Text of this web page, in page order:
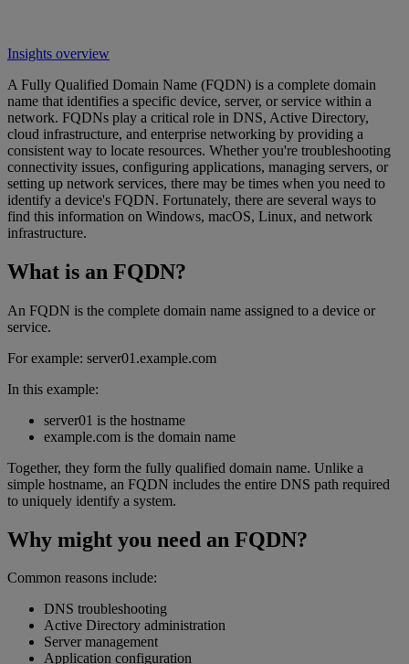
Insights overview
A Fully Qualified Domain Name (FQDN) is a complete domain
name that identifies a specific device, server, or service within a
network. FQDNs play a critical role in DNS, Active Directory,
cloud infrastructure, and enterprise networking by providing a
consistent way to locate resources. Whether you're troubleshooting
connectivity issues, configuring applications, managing servers, or
setting up network services, there may be times when you need to
identify a device's FQDN. Fortunately, there are several ways to
find this information on Windows, macOS, Linux, and network
infrastructure.
What is an FQDN?
An FQDN is the complete domain name assigned to a device or
service.
For example: server01.example.com
In this example:
server01 is the hostname
example.com is the domain name
Together, they form the fully qualified domain name. Unlike a
simple hostname, an FQDN includes the entire DNS path required
to uniquely identify a system.
Why might you need an FQDN?
Common reasons include:
DNS troubleshooting
Active Directory administration
Server management
Application configuration